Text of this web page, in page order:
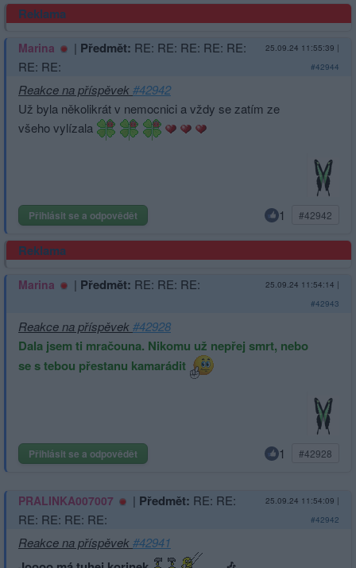
Reklama
Marina | Předmět: RE: RE: RE: RE: RE:
RE: RE:
25.09.24 11:55:39 |
#42944
Reakce na příspěvek#42942
Už byla několikrát v nemocnici a vždy se zatím ze
všeho vylízala
Přihlásit se a odpovědět 1 #42942
Reklama
Marina | Předmět: RE: RE: RE: 25.09.24 11:54:14 |
#42943
Reakce na příspěvek#42928
Dala jsem ti mračouna. Nikomu už nepřej smrt, nebo
se s tebou přestanu kamarádit
Přihlásit se a odpovědět 1 #42928
PRALINKA007007 | Předmět: RE: RE:
RE: RE: RE: RE:
25.09.24 11:54:09 |
#42942
Reakce na příspěvek#42941